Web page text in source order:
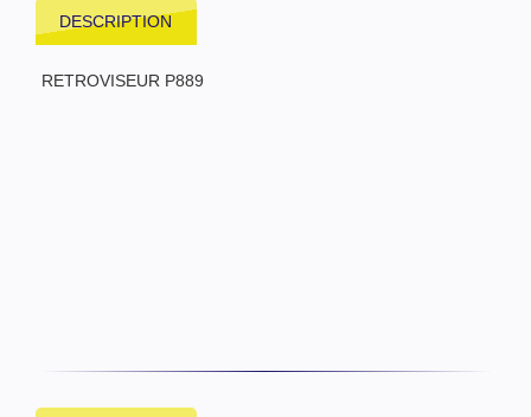
DESCRIPTION
RETROVISEUR P889